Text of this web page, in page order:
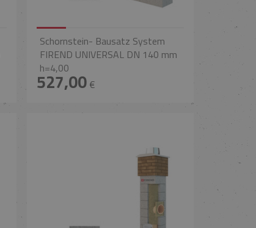
Schornstein- Bausatz System
FIREND UNIVERSAL DN 140 mm
h=4,00
527,00€